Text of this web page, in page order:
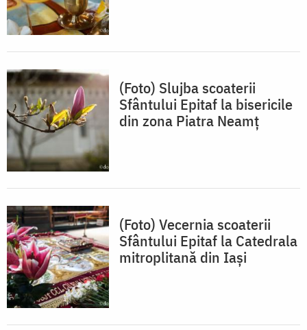
(Foto) Slujba scoaterii
Sfântului Epitaf la bisericile
din zona Piatra Neamț
(Foto) Vecernia scoaterii
Sfântului Epitaf la Catedrala
mitroplitană din Iași